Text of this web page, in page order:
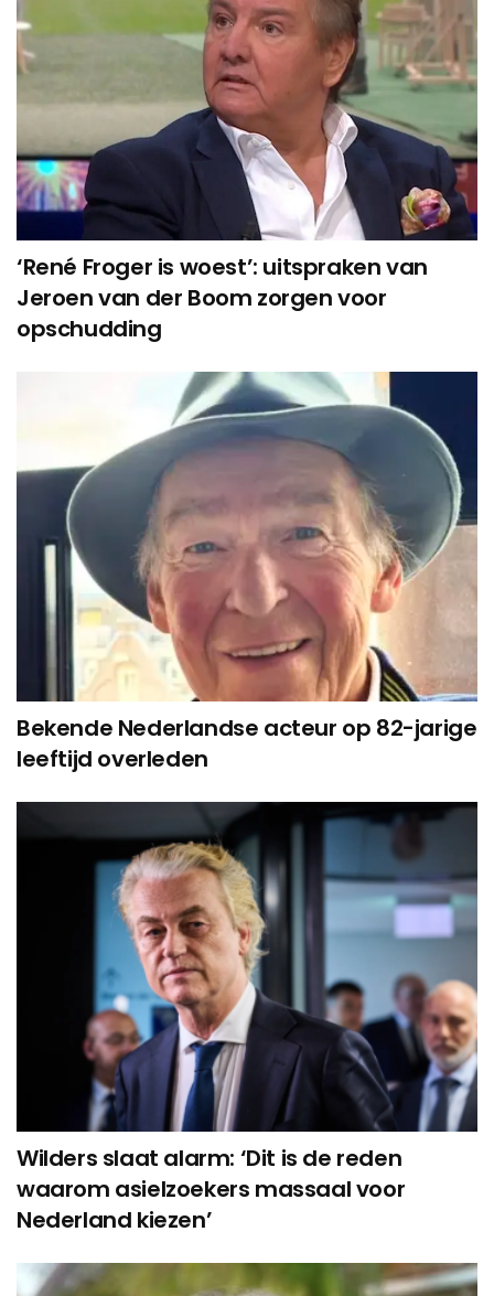
‘René Froger is woest’: uitspraken van
Jeroen van der Boom zorgen voor
opschudding
Bekende Nederlandse acteur op 82-jarige
leeftijd overleden
Wilders slaat alarm: ‘Dit is de reden
waarom asielzoekers massaal voor
Nederland kiezen’